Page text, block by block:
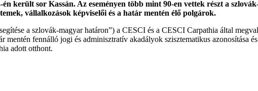
került sor Kassán. Az eseményen több mint 90-en vettek részt a
vállalkozások képviselői és a határ mentén élő polgárok.
a szlovák-magyar határon”) a CESCI és a CESCI Carpathia által
fennálló jogi és adminisztratív akadályok szisztematikus azonosítása
adott otthont.